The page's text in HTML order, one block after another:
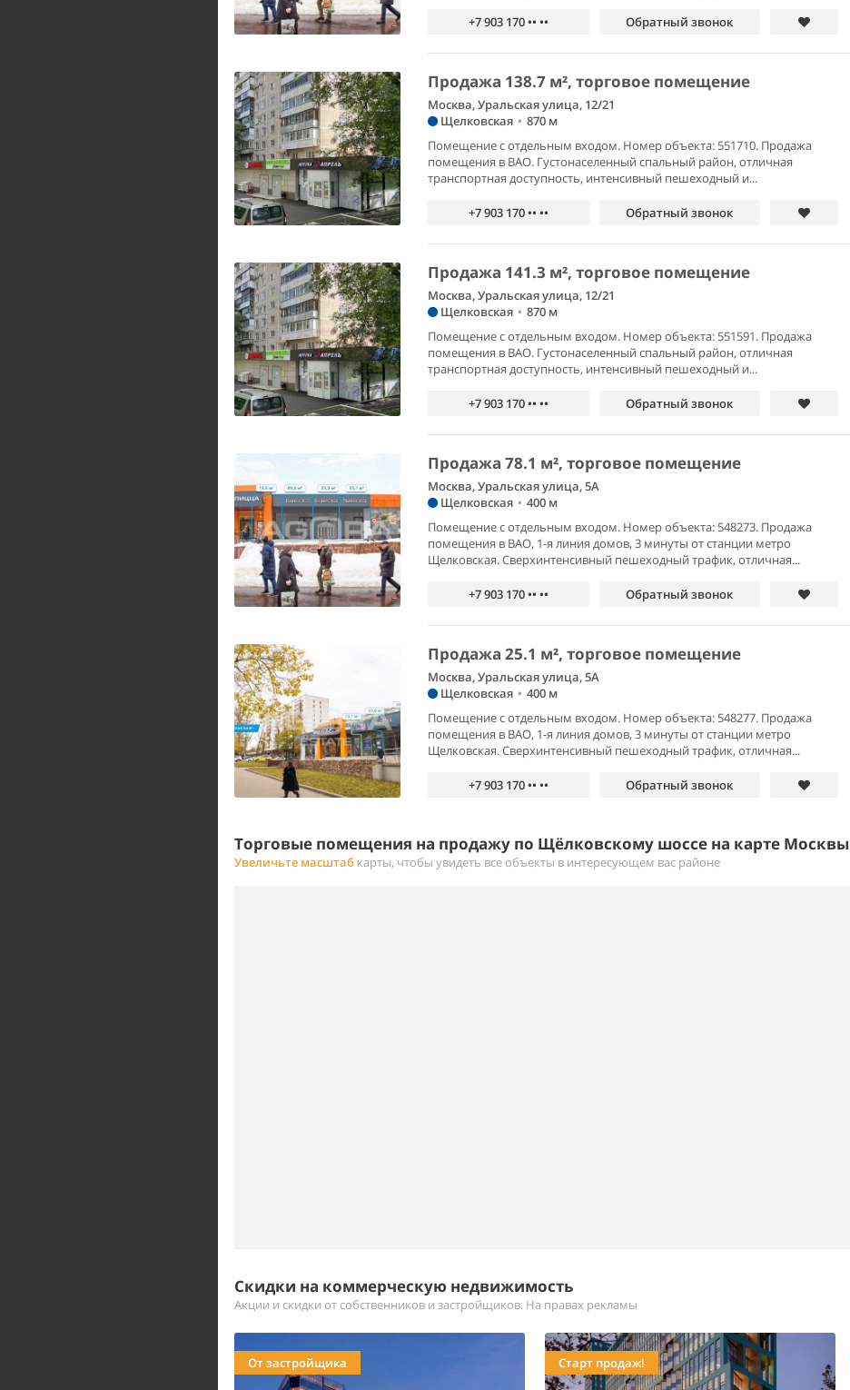
+7 903 170 •• •• Обратный звонок
Продажа 138.7 м², торговое помещение
Москва, Уральская улица, 12/21
Щелковская • 870 м
Помещение с отдельным входом. Номер объекта: 551710. Продажа
помещения в ВАО. Густонаселенный спальный район, отличная
транспортная доступность, интенсивный пешеходный и...
+7 903 170 •• •• Обратный звонок
Продажа 141.3 м², торговое помещение
Москва, Уральская улица, 12/21
Щелковская • 870 м
Помещение с отдельным входом. Номер объекта: 551591. Продажа
помещения в ВАО. Густонаселенный спальный район, отличная
транспортная доступность, интенсивный пешеходный и...
+7 903 170 •• •• Обратный звонок
Продажа 78.1 м², торговое помещение
Москва, Уральская улица, 5А
Щелковская • 400 м
Помещение с отдельным входом. Номер объекта: 548273. Продажа
помещения в ВАО, 1-я линия домов, 3 минуты от станции метро
Щелковская. Сверхинтенсивный пешеходный трафик, отличная...
+7 903 170 •• •• Обратный звонок
Продажа 25.1 м², торговое помещение
Москва, Уральская улица, 5А
Щелковская • 400 м
Помещение с отдельным входом. Номер объекта: 548277. Продажа
помещения в ВАО, 1-я линия домов, 3 минуты от станции метро
Щелковская. Сверхинтенсивный пешеходный трафик, отличная...
+7 903 170 •• •• Обратный звонок
Торговые помещения на продажу по Щёлковскому шоссе на карте Москвы
Увеличьте масштаб карты, чтобы увидеть все объекты в интересующем вас районе
Скидки на коммерческую недвижимость
Акции и скидки от собственников и застройщиков. На правах рекламы
От застройщика Старт продаж!